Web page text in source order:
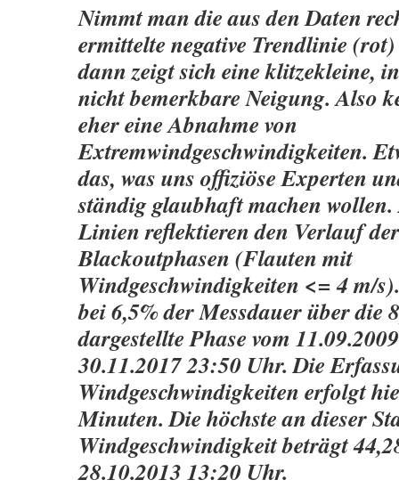
Nimmt man die aus den Daten
ermittelte negative Trendlinie
dann zeigt sich eine klitzekleine,
nicht bemerkbare Neigung. Also
eher eine Abnahme von
Extremwindgeschwindigkeiten.
das, was uns offiziöse Experten
ständig glaubhaft machen wollen.
Linien reflektieren den Verlauf
Blackoutphasen (Flauten mit
Windgeschwindigkeiten <= 4 m/
bei 6,5% der Messdauer über die
dargestellte Phase vom
30.11.2017 23:50 Uhr. Die
Windgeschwindigkeiten erfolgt
Minuten. Die höchste an dieser
Windgeschwindigkeit beträgt
28.10.2013 13:20 Uhr.